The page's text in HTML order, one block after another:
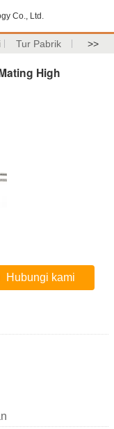
Co., Ltd.
Tur Pabrik >>
High
Hubungi kami